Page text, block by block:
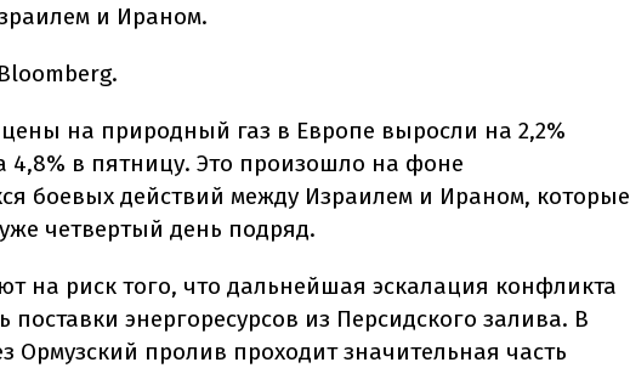
и Ираном.
на природный газ в Европе выросли на 2,2%
4,8% в пятницу. Это произошло на фоне
боевых действий между Израилем и Ираном, которые
четвертый день подряд.
на риск того, что дальнейшая эскалация конфликта
энергоресурсов из Персидского залива. В
Ормузский пролив проходит значительная часть